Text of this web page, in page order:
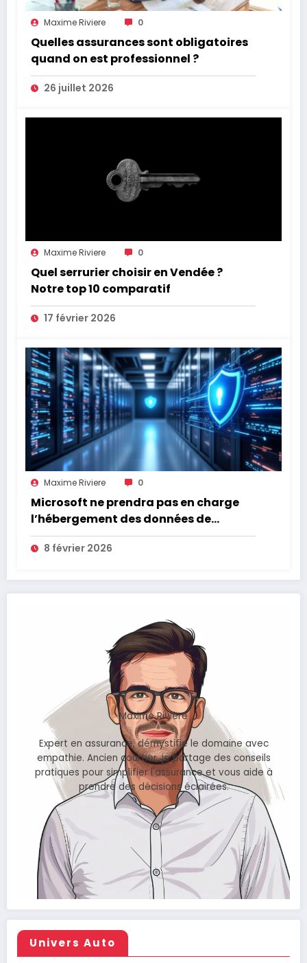
Maxime Riviere 0
Quelles assurances sont obligatoires
quand on est professionnel ?
26 juillet 2026
Maxime Riviere 0
Quel serrurier choisir en Vendée ?
Notre top 10 comparatif
17 février 2026
Maxime Riviere 0
Microsoft ne prendra pas en charge
l’hébergement des données de
l’Assurance Maladie
8 février 2026
Maxime Rivière
Expert en assurance, démystifie le domaine avec
empathie. Ancien courtier, je partage des conseils
pratiques pour simplifier l'assurance et vous aide à
prendre des décisions éclairées.
Univers Auto